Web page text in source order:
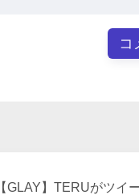
【GLAY】TERUがツイ